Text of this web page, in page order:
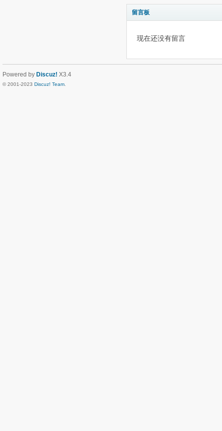
留言板
现在还没有留言
Powered by Discuz! X3.4
© 2001-2023 Discuz! Team